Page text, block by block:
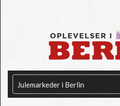
Julemarkeder i Berlin